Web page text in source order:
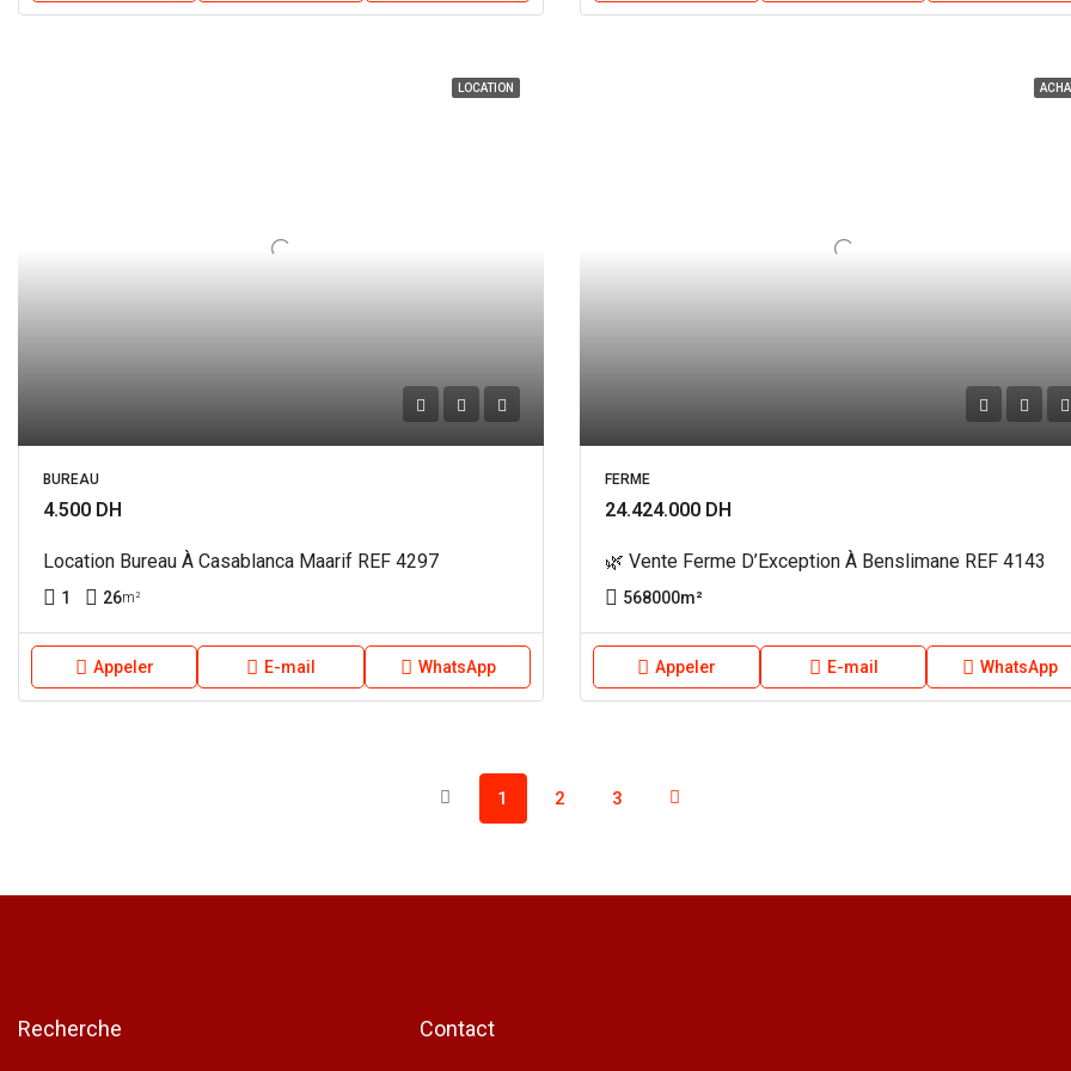
LOCATION
BUREAU
4.500 DH
Location Bureau À Casablanca Maarif REF 4297
1 26m²
Appeler E-mail WhatsApp
FERME
24.424.000 DH
🌿 Vente Ferme D’Exception À Benslimane REF 4143
568000m²
Appeler E-mail WhatsApp
1 2 3
Recherche Contact